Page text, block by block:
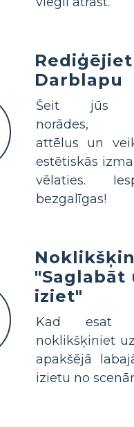
Rediģējiet
Darblapu
Šeit jūs
norādes,
attēlus un
estētiskās
vēlaties.
bezgalīgas!
"Saglabāt
iziet"
Kad esat
noklikšķiniet
apakšējā
izietu no